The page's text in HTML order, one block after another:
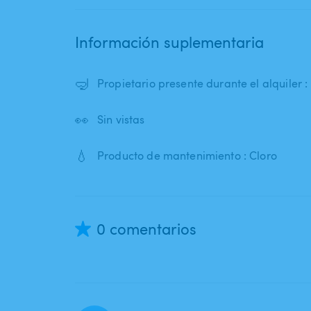
Información suplementaria
🤿 Propietario presente durante el alquiler :
👀 Sin vistas
💧 Producto de mantenimiento : Cloro
0 comentarios